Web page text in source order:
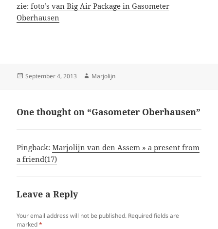
zie:foto’s van Big Air Package in Gasometer
Oberhausen
Posted
September 4, 2013 Author
Marjolijn
One thought on “Gasometer Oberhausen”
Pingback:Marjolijn van den Assem » a present from
a friend(17)
Leave a Reply
Your email address will not be published. Required fields are
marked*